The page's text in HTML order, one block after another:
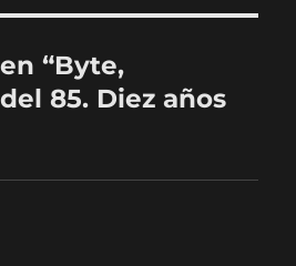
“Byte,
85. Diez años